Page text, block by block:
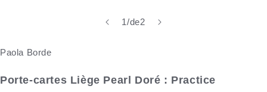
1/de2
Paola Borde
Porte-cartes Liège Pearl Doré : Practice